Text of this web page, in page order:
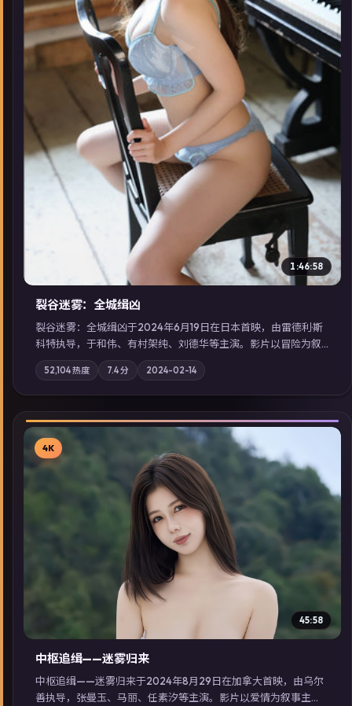
▶
1:46:58
裂谷迷雾：全城缉凶
裂谷迷雾：全城缉凶于2024年6月19日在日本首映，由雷德利·斯
科特执导，于和伟、有村架纯、刘德华等主演。影片以冒险为叙
事主轴，城市霓虹背后，有人用规则改写命运；摄影与配乐强化
地域气质；站内亦可通过「国产免费观看高清电视剧在线看」延
展检索同类型高分佳作，畅享高清在线追剧体验。
52,104热度 7.4分 2024-02-14
▶
4K
45:58
中枢追缉——迷雾归来
中枢追缉——迷雾归来于2024年8月29日在加拿大首映，由乌尔
善执导，张曼玉、马丽、任素汐等主演。影片以爱情为叙事主